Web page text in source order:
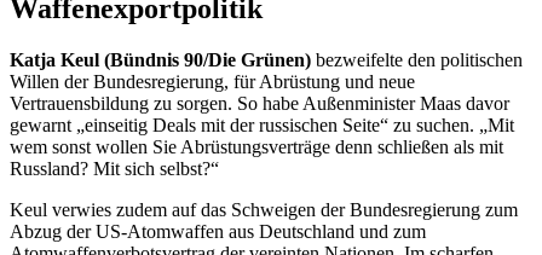
Waffenexportpolitik
Katja Keul (Bündnis 90/Die Grünen) bezweifelte den politischen
Willen der Bundesregierung, für Abrüstung und neue
Vertrauensbildung zu sorgen. So habe Außenminister Maas davor
gewarnt „einseitig Deals mit der russischen Seite“ zu suchen. „Mit
wem sonst wollen Sie Abrüstungsverträge denn schließen als mit
Russland? Mit sich selbst?“
Keul verwies zudem auf das Schweigen der Bundesregierung zum
Abzug der US-Atomwaffen aus Deutschland und zum